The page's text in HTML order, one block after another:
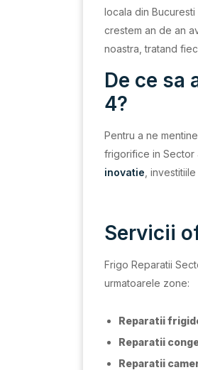
locala din Bucuresti
crestem an de an
noastra, tratand
De ce sa
4?
Pentru a ne
frigorifice in Sector
inovatie ,
Servicii
Frigo Reparatii
urmatoarele zone:
Reparatii
Reparatii
Reparatii